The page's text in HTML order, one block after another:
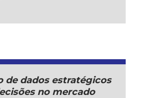
de dados estratégicos
no mercado